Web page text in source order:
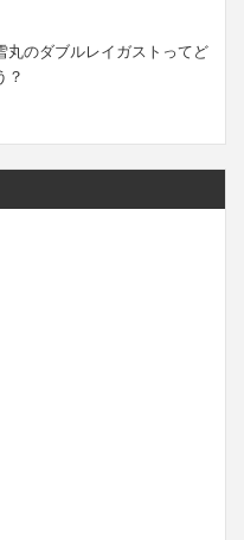
丸のダブルレイガストってど
？